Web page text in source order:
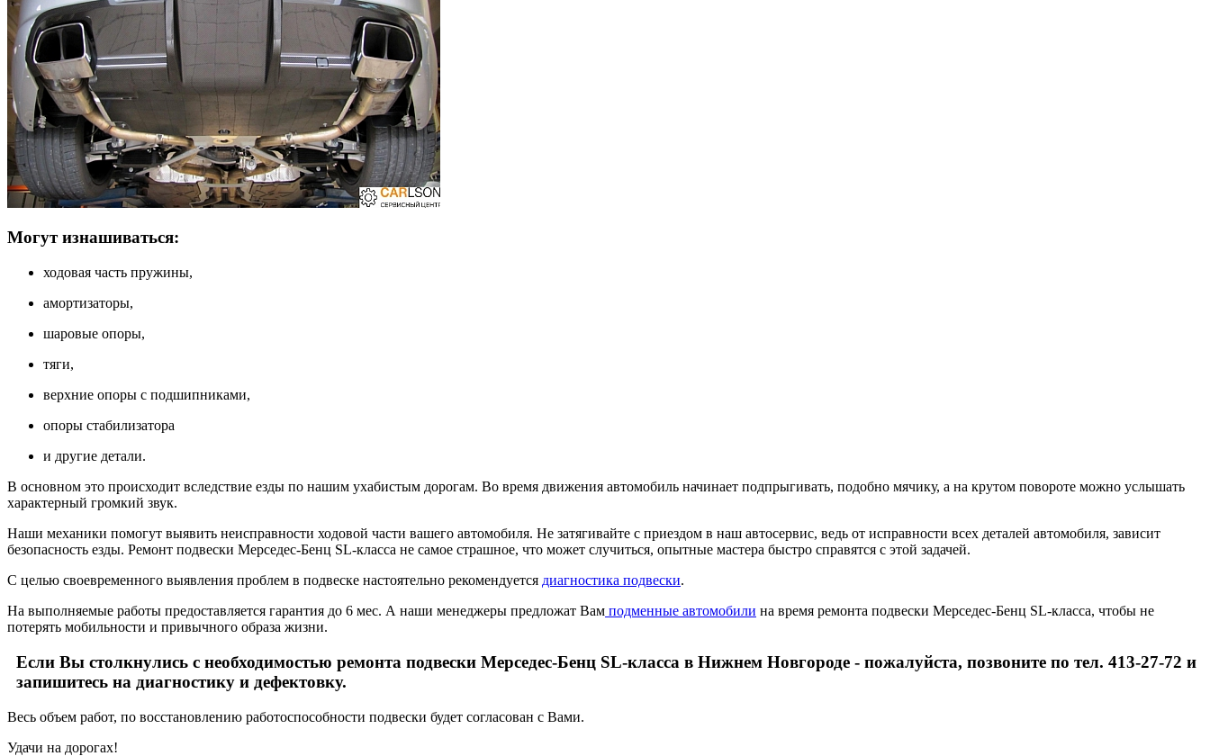
Могут изнашиваться:
ходовая часть пружины,
амортизаторы,
шаровые опоры,
тяги,
верхние опоры с подшипниками,
опоры стабилизатора
и другие детали.
В основном это происходит вследствие езды по нашим ухабистым дорогам. Во время движения автомобиль начинает подпрыгивать, подобно мячику, а на крутом повороте можно услышать
характерный громкий звук.
Наши механики помогут выявить неисправности ходовой части вашего автомобиля. Не затягивайте с приездом в наш автосервис, ведь от исправности всех деталей автомобиля, зависит
безопасность езды. Ремонт подвески Мерседес-Бенц SL-класса не самое страшное, что может случиться, опытные мастера быстро справятся с этой задачей.
С целью своевременного выявления проблем в подвеске настоятельно рекомендуется диагностика подвески.
На выполняемые работы предоставляется гарантия до 6 мес. А наши менеджеры предложат Вам подменные автомобили на время ремонта подвески Мерседес-Бенц SL-класса, чтобы не
потерять мобильности и привычного образа жизни.
Если Вы столкнулись с необходимостью ремонта подвески Мерседес-Бенц SL-класса в Нижнем Новгороде - пожалуйста, позвоните по тел. 413-27-72 и
запишитесь на диагностику и дефектовку.
Весь объем работ, по восстановлению работоспособности подвески будет согласован с Вами.
Удачи на дорогах!